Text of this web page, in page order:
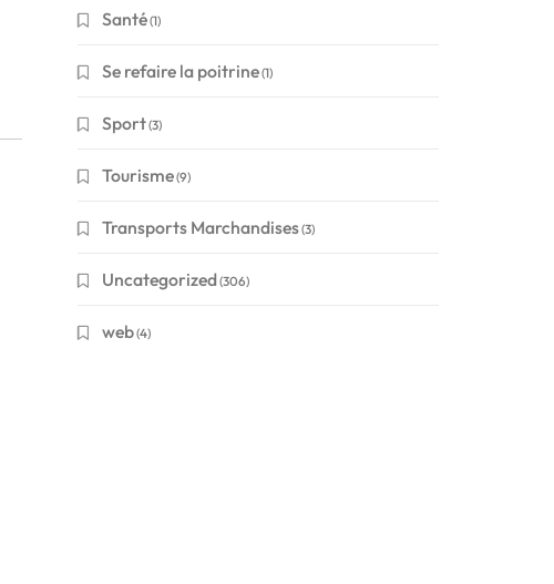
Santé(1)
Se refaire la poitrine(1)
Sport(3)
Tourisme(9)
Transports Marchandises(3)
Uncategorized(306)
web(4)